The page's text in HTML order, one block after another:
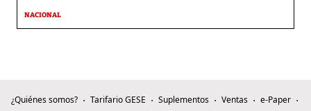
NACIONAL
¿Quiénes somos? Tarifario GESE Suplementos Ventas
e-Paper